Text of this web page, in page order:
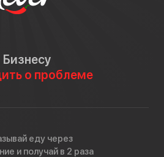
Бизнесу
о проблеме
еду через
и получай в 2 раза